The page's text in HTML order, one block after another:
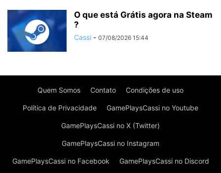
O que está Grátis agora na Steam
?
Cassi - 07/08/2026 15:44
Quem Somos Contato Condições de uso
Política de Privacidade GamePlaysCassi no Youtube
GamePlaysCassi no X (Twitter)
GamePlaysCassi no Instagram
GamePlaysCassi no Facebook GamePlaysCassi no Discord